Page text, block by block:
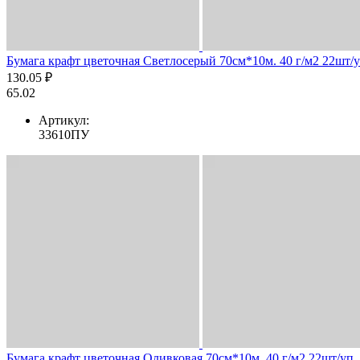
Бумага крафт цветочная Светлосерый 70см*10м. 40 г/м2 22шт/
130.05 ₽
65.02
Артикул:
33610ПУ